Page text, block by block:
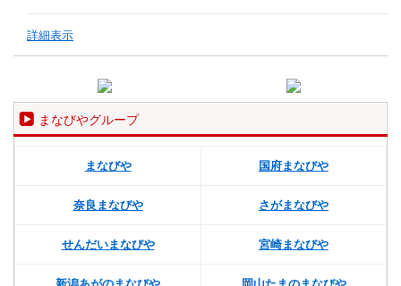
詳細表示
まなびやグループ
まなびや 国府まなびや
奈良まなびや さがまなびや
せんだいまなびや 宮崎まなびや